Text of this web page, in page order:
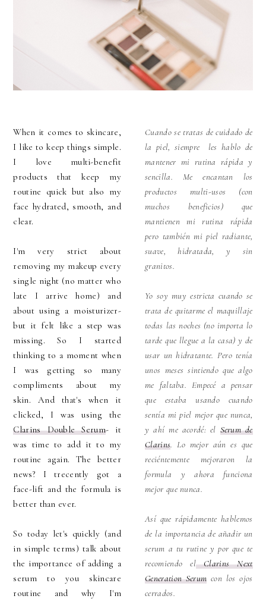
When it comes to skincare,
I like to keep things simple.
I love multi-benefit
products that keep my
routine quick but also my
face hydrated, smooth, and
clear.
I'm very strict about
removing my makeup every
single night (no matter who
late I arrive home) and
about using a moisturizer-
but it felt like a step was
missing. So I started
thinking to a moment when
I was getting so many
compliments about my
skin. And that's when it
clicked, I was using the
Clarins Double Serum- it
was time to add it to my
routine again. The better
news? I trecently got a
face-lift and the formula is
better than ever.
So today let's quickly (and
in simple terms) talk about
the importance of adding a
serum to you skincare
routine and why I'm
Cuando se tratas de cuidado de
la piel, siempre les hablo de
mantener mi rutina rápida y
sencilla. Me encantan los
productos multi-usos (con
muchos beneficios) que
mantienen mi rutina rápida
pero también mi piel radiante,
suave, hidratada, y sin
granitos.
Yo soy muy estricta cuando se
trata de quitarme el maquillaje
todas las noches (no importa lo
tarde que llegue a la casa) y de
usar un hidratante. Pero tenía
unos meses sintiendo que algo
me faltaba. Empecé a pensar
que estaba usando cuando
sentía mi piel mejor que nunca,
y ahí me acordé: el Serum de
Clarins. Lo mejor aún es que
reciéntemente mejoraron la
formula y ahora funciona
mejor que nunca.
Así que rápidamente hablemos
de la importancia de añadir un
serum a tu rutine y por que te
recomiendo elClarins Next
Generation Serum con los ojos
cerrados.